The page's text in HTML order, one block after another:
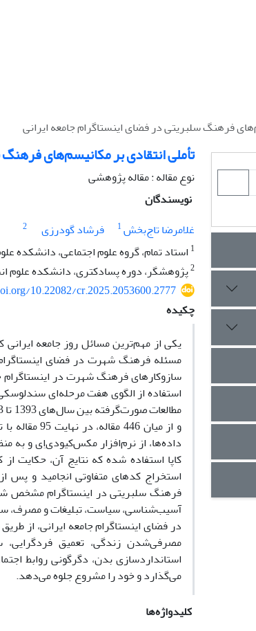
فرهنگ سلبریتی در فضای اینستاگرام جامعه ایرانی
تأملی انتقادی بر مکانیسم‌های
نوع مقاله : مقاله پژوهشی
نویسندگان
غلامرضا تاج‌بخش1 فرشاد گودرزی
2
1 استاد تمام، گروه علوم اجتماعی، دانشکده
2پژوهشگر، دوره پسادکتری، دانشکده علوم
10.22082/cr.2025.2053600.2777
چکیده
یکی از مهم‌ترین مسائل روز جامعه
مسئله فرهنگ شهرت در فضای
سازوکارهای فرهنگ شهرت در اینستاگرام
و از میان
داده‌ها، از نرم‌افزار مکس‌کیودی‌اِی و به
کاپا استفاده شده که نتایج آن، حکایت
فرهنگ سلبریتی در اینستاگرام مشخص
آسیب‌شناسی، سیاست، تبلیغات و مصرف،
در فضای اینستاگرام جامعه ایرانی، از
مصرفی‌شدن زندگی، تعمیق فردگرایی،
استانداردسازی بدن، دگرگونی روابط
می‌گذارد و خود را مشروع جلوه می‌دهد.
کلیدواژه‌ها